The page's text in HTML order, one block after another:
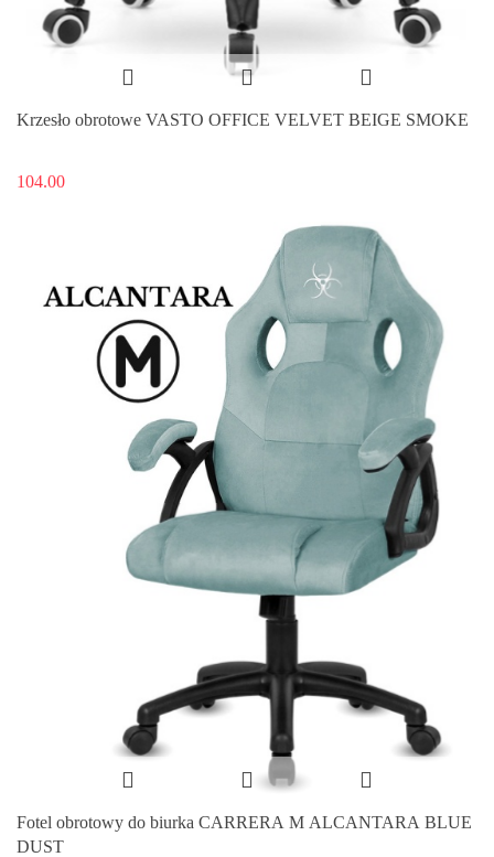
Krzesło obrotowe VASTO OFFICE VELVET BEIGE SMOKE
104.00
Fotel obrotowy do biurka CARRERA M ALCANTARA BLUE
DUST